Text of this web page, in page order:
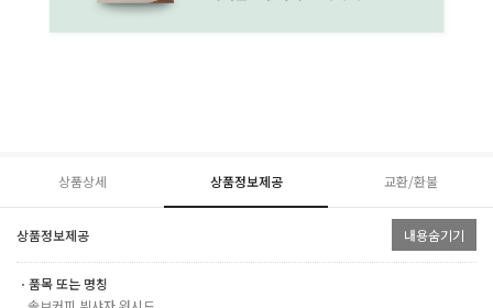
상품상세 상품정보제공 교환/환불
상품정보제공 내용숨기기
ㆍ품목 또는 명칭